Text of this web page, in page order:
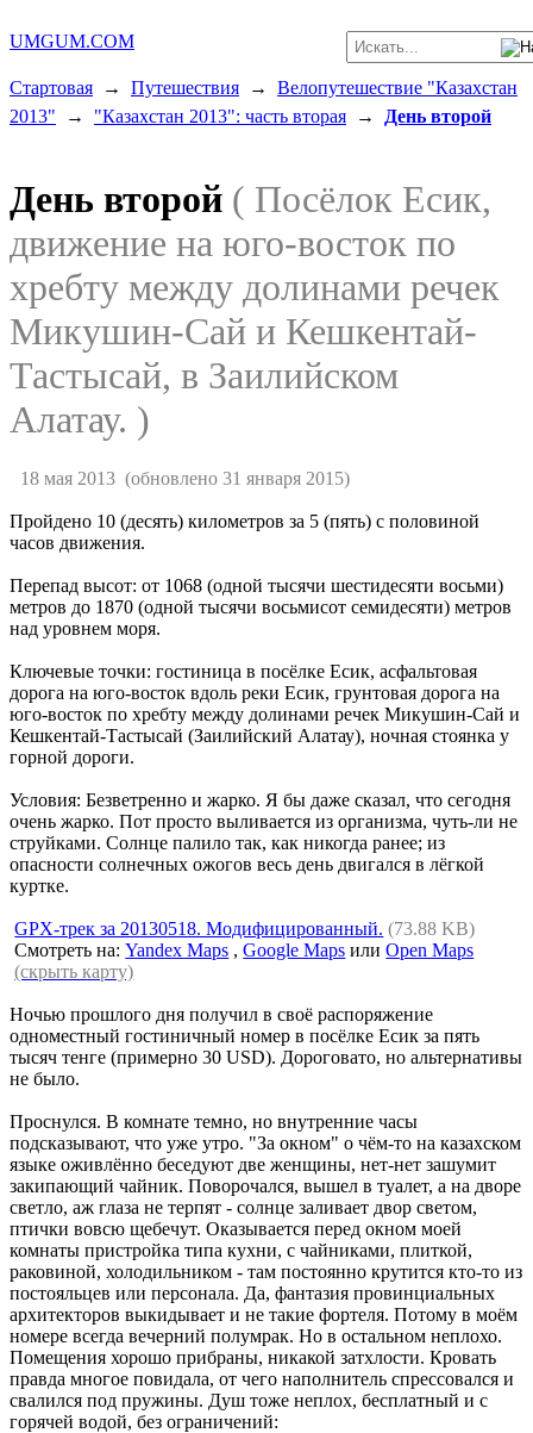
UMGUM.COM
Стартовая → Путешествия → Велопутешествие "Казахстан
2013" → "Казахстан 2013": часть вторая → День второй
День второй ( Посёлок Есик,
движение на юго-восток по
хребту между долинами речек
Микушин-Сай и Кешкентай-
Тастысай, в Заилийском
Алатау. )
18 мая 2013(обновлено 31 января 2015)
Пройдено 10 (десять) километров за 5 (пять) с половиной
часов движения.
Перепад высот: от 1068 (одной тысячи шестидесяти восьми)
метров до 1870 (одной тысячи восьмисот семидесяти) метров
над уровнем моря.
Ключевые точки: гостиница в посёлке Есик, асфальтовая
дорога на юго-восток вдоль реки Есик, грунтовая дорога на
юго-восток по хребту между долинами речек Микушин-Сай и
Кешкентай-Тастысай (Заилийский Алатау), ночная стоянка у
горной дороги.
Условия: Безветренно и жарко. Я бы даже сказал, что сегодня
очень жарко. Пот просто выливается из организма, чуть-ли не
струйками. Солнце палило так, как никогда ранее; из
опасности солнечных ожогов весь день двигался в лёгкой
куртке.
GPX-трек за 20130518. Модифицированный. (73.88 KB)
Смотреть на:Yandex Maps ,Google Maps илиOpen Maps
(скрыть карту)
Ночью прошлого дня получил в своё распоряжение
одноместный гостиничный номер в посёлке Есик за пять
тысяч тенге (примерно 30 USD). Дороговато, но альтернативы
не было.
Проснулся. В комнате темно, но внутренние часы
подсказывают, что уже утро. "За окном" о чём-то на казахском
языке оживлённо беседуют две женщины, нет-нет зашумит
закипающий чайник. Поворочался, вышел в туалет, а на дворе
светло, аж глаза не терпят - солнце заливает двор светом,
птички вовсю щебечут. Оказывается перед окном моей
комнаты пристройка типа кухни, с чайниками, плиткой,
раковиной, холодильником - там постоянно крутится кто-то из
постояльцев или персонала. Да, фантазия провинциальных
архитекторов выкидывает и не такие фортеля. Потому в моём
номере всегда вечерний полумрак. Но в остальном неплохо.
Помещения хорошо прибраны, никакой затхлости. Кровать
правда многое повидала, от чего наполнитель спрессовался и
свалился под пружины. Душ тоже неплох, бесплатный и с
горячей водой, без ограничений: